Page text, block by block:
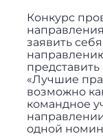
Конкурс
заявить
«Лучшие
возможно
командное
одной